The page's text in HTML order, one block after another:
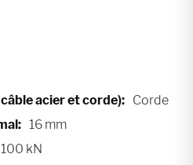
Corde
16 mm
100 kN